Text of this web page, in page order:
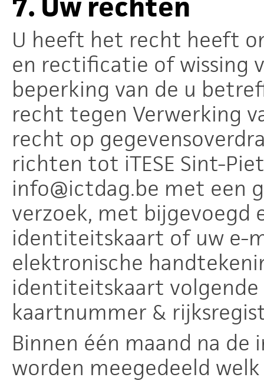
U heeft het recht heeft
en rectificatie of wissing
beperking van de u
recht tegen Verwerking
recht op
richten tot iTESE Sint-
info@ictdag.be met een
verzoek, met bijgevoegd
identiteitskaart of uw e-
elektronische
identiteitskaart
kaartnummer &
Binnen één maand na
worden meegedeeld